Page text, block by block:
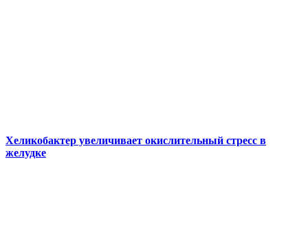
Хеликобактер увеличивает окислительный стресс в
желудке